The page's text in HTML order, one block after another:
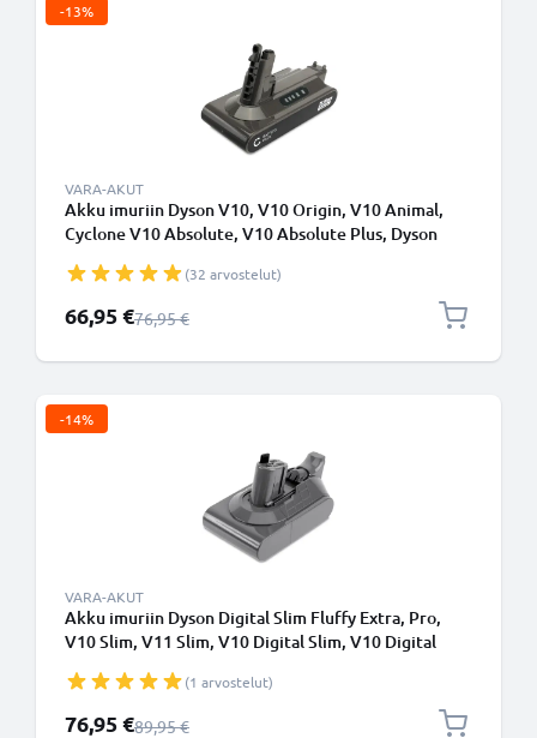
-13%
VARA-AKUT
Akku imuriin Dyson V10, V10 Origin, V10 Animal,
Cyclone V10 Absolute, V10 Absolute Plus, Dyson
CELLONIC - Ruuvikiinnitteinen akku
(32 arvostelut)
Erikoishinta
66,95 €Normaali hinta
76,95 €
-14%
VARA-AKUT
Akku imuriin Dyson Digital Slim Fluffy Extra, Pro,
V10 Slim, V11 Slim, V10 Digital Slim, V10 Digital
vaihtoakku tuotemerkiltä CELLONIC - Napsautettava
akku
(1 arvostelut)
Erikoishinta
76,95 €Normaali hinta
89,95 €